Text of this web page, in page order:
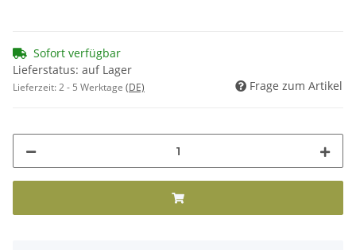
Sofort verfügbar
Lieferstatus: auf Lager
Lieferzeit:2 - 5 Werktage (DE) Frage zum Artikel